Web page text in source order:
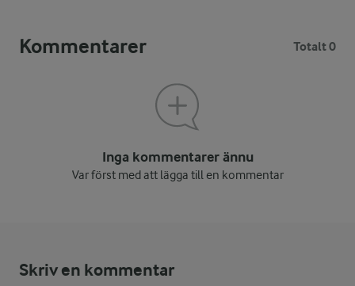
Kommentarer Totalt 0
Inga kommentarer ännu
Var först med att lägga till en kommentar
Skriv en kommentar